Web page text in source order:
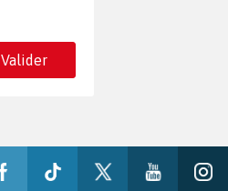
Valider